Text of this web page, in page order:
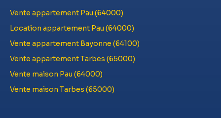
Vente appartement Pau (64000)
Location appartement Pau (64000)
Vente appartement Bayonne (64100)
Vente appartement Tarbes (65000)
Vente maison Pau (64000)
Vente maison Tarbes (65000)